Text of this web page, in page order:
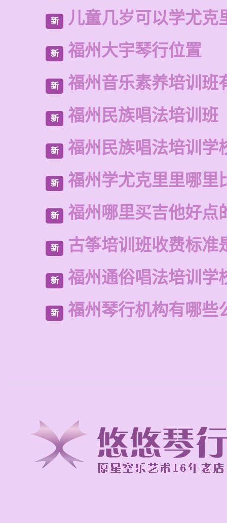
新 儿童几岁可以学尤克
新 福州大宇琴行位置
新 福州音乐素养培训班
新 福州民族唱法培训班
新 福州民族唱法培训学
新 福州学尤克里里哪里
新 福州哪里买吉他好点
新 古筝培训班收费标准
新 福州通俗唱法培训学
新 福州琴行机构有哪些